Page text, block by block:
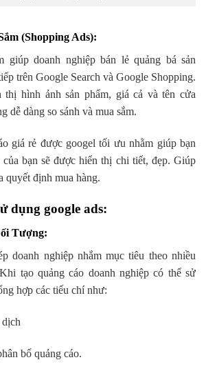
(Shopping Ads):
giúp doanh nghiệp bán lẻ quảng bá sản
trên Google Search và Google Shopping.
thị hình ảnh sản phẩm, giá cả và tên cửa
dễ dàng so sánh và mua sắm.
giá rẻ được googel tối ưu nhằm giúp bạn
của bạn sẽ được hiển thị chi tiết, đẹp. Giúp
quyết định mua hàng.
dụng google ads:
Tượng:
doanh nghiệp nhắm mục tiêu theo nhiều
tạo quảng cáo doanh nghiệp có thể sử
hợp các tiếu chí như:
bố quảng cáo.